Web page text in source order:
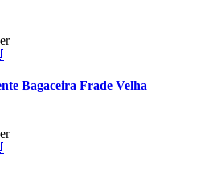
Bagaceira Frade Velha